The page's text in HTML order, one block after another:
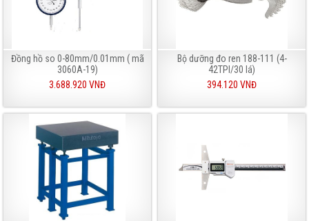
Đồng hồ so 0-80mm/0.01mm ( mã
3060A-19)
3.688.920 VNĐ
Bộ dưỡng đo ren 188-111 (4-
42TPI/30 lá)
394.120 VNĐ